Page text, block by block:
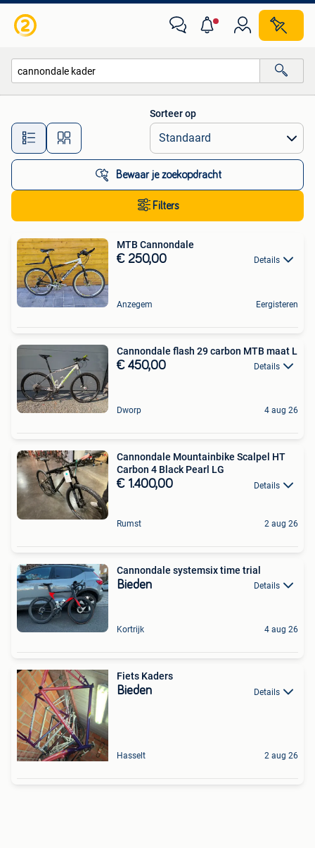
Alle afstanden…
Sorteer op
Bewaar je zoekopdracht
Filters
MTB Cannondale
€ 250,00 Details
Anzegem Eergisteren
Cannondale flash 29 carbon MTB maat L
€ 450,00 Details
Dworp 4 aug 26
Cannondale Mountainbike Scalpel HT
Carbon 4 Black Pearl LG
€ 1.400,00 Details
Rumst 2 aug 26
Cannondale systemsix time trial
Bieden Details
Kortrijk 4 aug 26
Fiets Kaders
Bieden Details
Hasselt 2 aug 26